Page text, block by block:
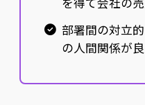
部署間の対立
の人間関係が